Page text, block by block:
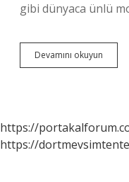
gibi dünyaca ünlü
Devamını okuyun
Erçel
https://
https://